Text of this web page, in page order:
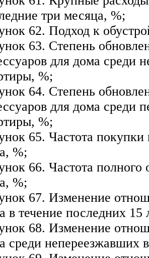
три месяца, %;
62. Подход к
63. Степень
для дома среди
%;
64. Степень
для дома среди
%;
65. Частота покупки
%;
66. Частота полного
%;
67. Изменение
в течение последних 15
68. Изменение
среди непереезжавших